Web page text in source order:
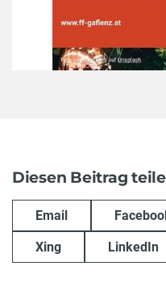
Diesen Beitrag
Email
Xing LinkedIn